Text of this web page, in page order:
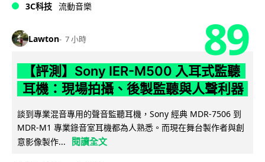
3C科技 流動音樂
Lawton 7 小時 89
【評測】Sony IER-M500 入耳式監聽
耳機：現場拍攝、後製監聽與人聲利器
談到專業混音專用的聲音監聽耳機，Sony 經典 MDR-7506 到
MDR-M1 專業錄音室耳機都為人熟悉。而現在舞台製作者與創
意影像製作...
閱讀全文